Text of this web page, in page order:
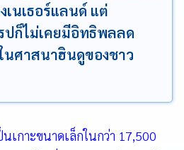
นเธอร์แลนด์ แต่
ปก็ไม่เคยมีอิทธิพลลด
ศาสนาฮินดูของชาว
เกาะขนาดเล็กในกว่า 17,500